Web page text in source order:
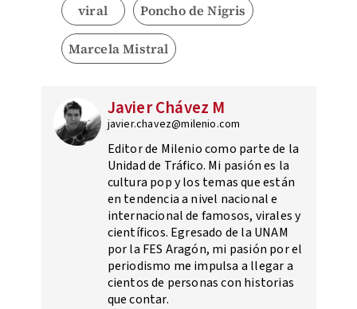
viral Poncho de Nigris
Marcela Mistral
Javier Chávez M
javier.chavez@milenio.com
Editor de Milenio como parte de la
Unidad de Tráfico. Mi pasión es la
cultura pop y los temas que están
en tendencia a nivel nacional e
internacional de famosos, virales y
científicos. Egresado de la UNAM
por la FES Aragón, mi pasión por el
periodismo me impulsa a llegar a
cientos de personas con historias
que contar.